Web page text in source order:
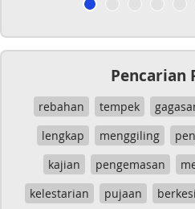
Pencarian
rebahan tempek
lengkap
menggiling
kajian
pengemasan
kelestarian
pujaan